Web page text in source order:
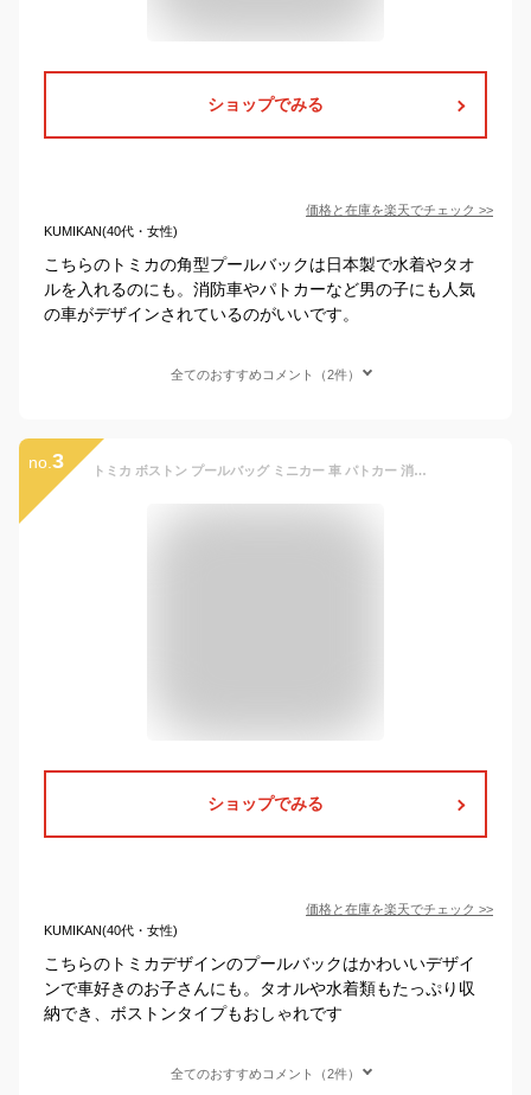
ショップでみる
価格と在庫を楽天でチェック >>
KUMIKAN(40代・女性)
こちらのトミカの角型プールバックは日本製で水着やタオ
ルを入れるのにも。消防車やパトカーなど男の子にも人気
の車がデザインされているのがいいです。
全てのおすすめコメント（2件）
no. 3 トミカ ボストン プールバッグ ミニカー 車 パトカー 消防車 はたらくくるま ミニバッグ トートバック 手提げ袋 レッスンバッグ エコバッグ 女の子 男の子 保育園 幼稚園 入園 マチあり ビーチバッグ かばん サマーバッグ 子供 海水浴 キャラクター 人気 スポーツバッグ
ショップでみる
価格と在庫を楽天でチェック >>
KUMIKAN(40代・女性)
こちらのトミカデザインのプールバックはかわいいデザイ
ンで車好きのお子さんにも。タオルや水着類もたっぷり収
納でき、ボストンタイプもおしゃれです
全てのおすすめコメント（2件）